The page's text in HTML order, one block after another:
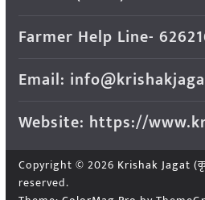
Farmer Help Line-
Email:
Website: https://
Copyright © 2026 Krishak Jagat
reserved.